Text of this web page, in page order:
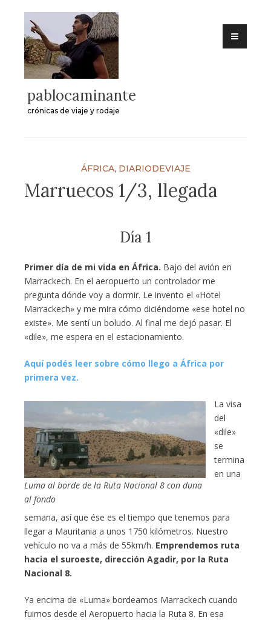
content
pablocaminante
crónicas de viaje y rodaje
ÁFRICA, DIARIODEVIAJE
Marruecos 1/3, llegada
Día 1
Primer día de mi vida en África. Bajo del avión en
Marrackech. En el aeropuerto un controlador me
pregunta dónde voy a dormir. Le invento el «Hotel
Marrackech» y me mira cómo diciéndome «ese hotel no
existe». Me sentí un boludo. Al final me dejó pasar. El
«dile», me espera en el estacionamiento.
Aquí podés leer sobre cómo llego a África por
primera vez.
Luma al borde de la Ruta Nacional 8 con duna
al fondo
La visa
del
«dile»
se
termina
en una
semana, así que ése es el tiempo que tenemos para
llegar a Mauritania a unos 1750 kilómetros. Nuestro
vehículo no va a más de 55km/h. Emprendemos ruta
hacia el suroeste, dirección Agadir, por la Ruta
Nacional 8.
Ya encima de «Luma» bordeamos Marrackech cuando
fuimos desde el Aeropuerto hacia la Ruta 8. En esa